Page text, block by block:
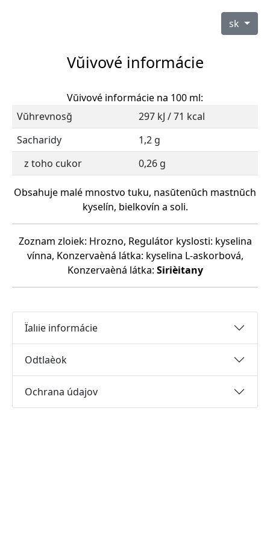
sk
Vŭivové informácie
Vŭivové informácie na 100 ml:
Vŭhrevnosğ
297 kJ / 71 kcal
Sacharidy
1,2 g
z toho cukor
0,26 g
Obsahuje malé mnostvo tuku, nasŭtenŭch mastnŭch
kyselín, bielkovín a soli.
Zoznam zloiek: Hrozno, Regulátor kyslosti: kyselina
vínna, Konzervaèná látka: kyselina L-askorbová,
Konzervaèná látka: Sirièitany
Ïalıie informácie
Odtlaèok
Ochrana údajov